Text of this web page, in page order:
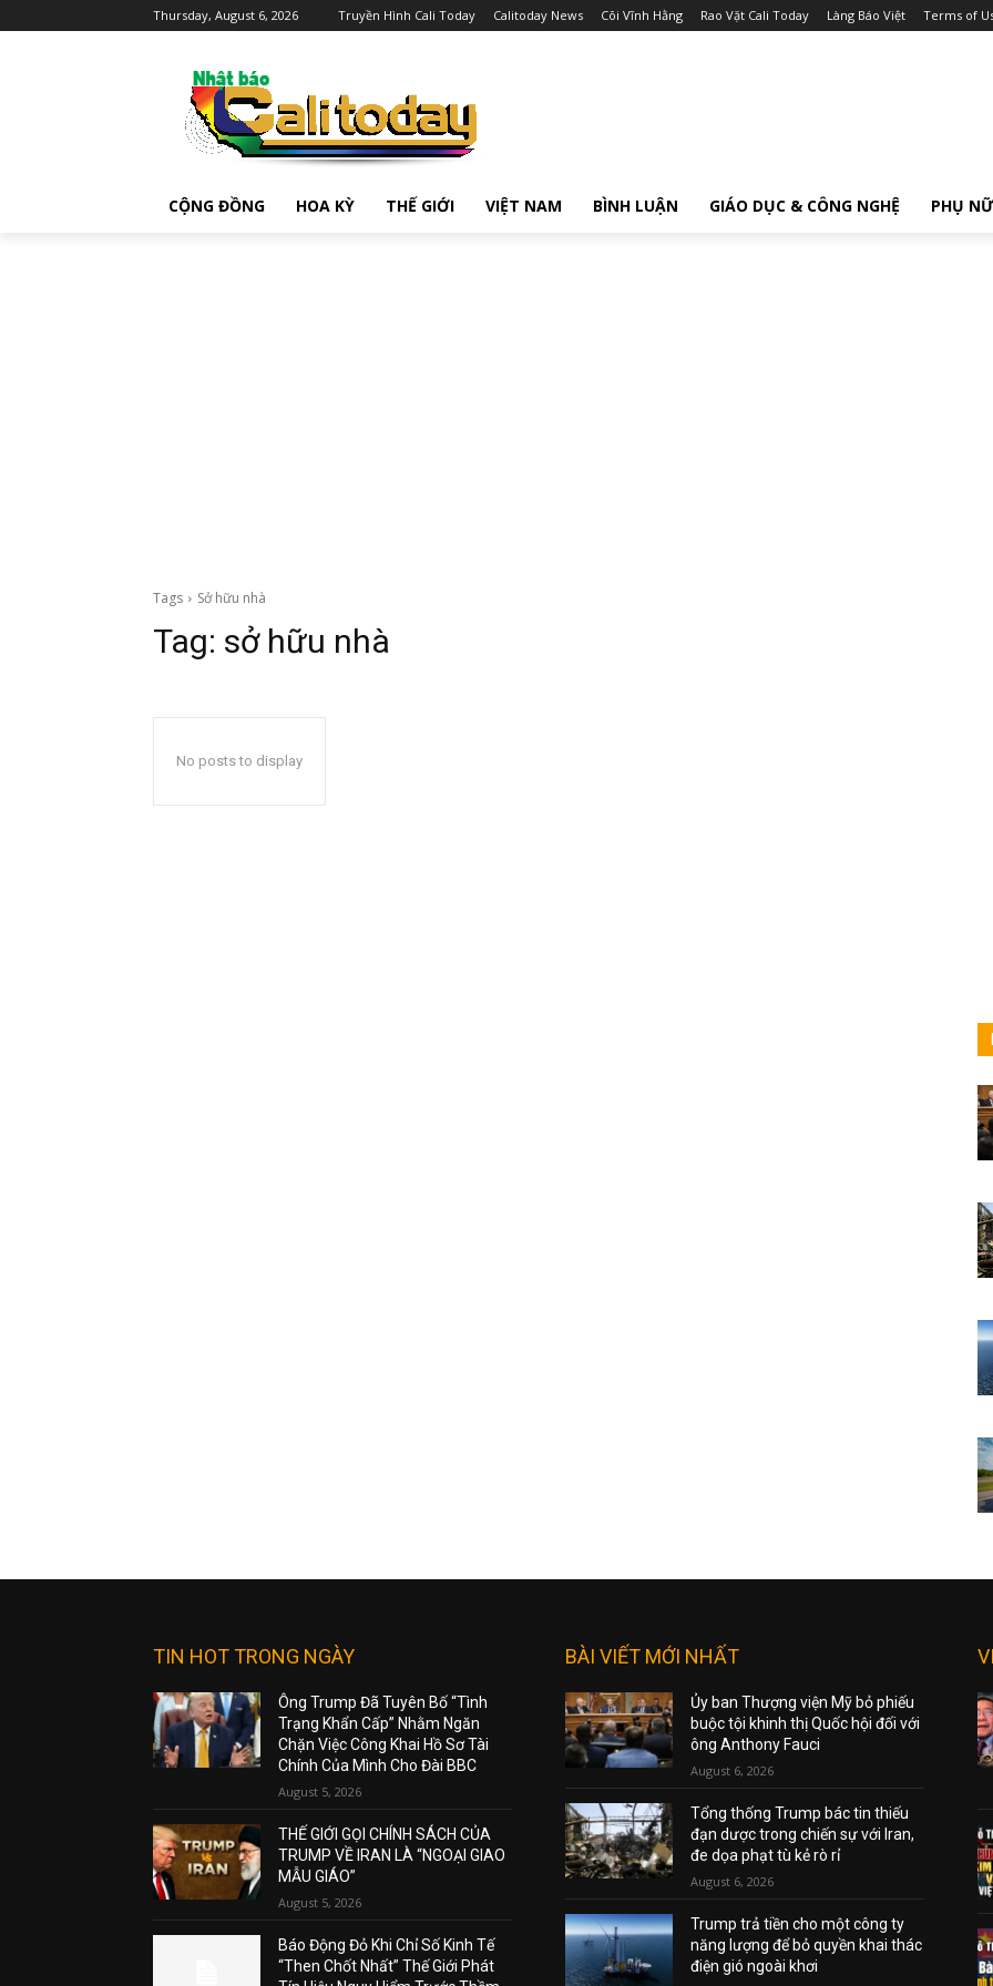
Thursday, August 6, 2026 Truyền Hình Cali Today Calitoday News Cõi Vĩnh Hằng Rao Vặt Cali Today Làng Báo Việt Terms of
CỘNG ĐỒNG HOA KỲ THẾ GIỚI VIỆT NAM BÌNH LUẬN GIÁO DỤC & CÔNG NGHỆ PHỤ NỮ
Tags Sở hữu nhà
Tag: sở hữu nhà
No posts to display
TIN HOT TRONG NGÀY
Ông Trump Đã Tuyên Bố “Tình
Trạng Khẩn Cấp” Nhằm Ngăn
Chặn Việc Công Khai Hồ Sơ Tài
Chính Của Mình Cho Đài BBC
August 5, 2026
THẾ GIỚI GỌI CHÍNH SÁCH CỦA
TRUMP VỀ IRAN LÀ “NGOẠI GIAO
MẪU GIÁO”
August 5, 2026
Báo Động Đỏ Khi Chỉ Số Kinh Tế
“Then Chốt Nhất” Thế Giới Phát
BÀI VIẾT MỚI NHẤT
Ủy ban Thượng viện Mỹ bỏ phiếu
buộc tội khinh thị Quốc hội đối với
ông Anthony Fauci
August 6, 2026
Tổng thống Trump bác tin thiếu
đạn dược trong chiến sự với Iran,
đe dọa phạt tù kẻ rò rỉ
August 6, 2026
Trump trả tiền cho một công ty
năng lượng để bỏ quyền khai thác
điện gió ngoài khơi